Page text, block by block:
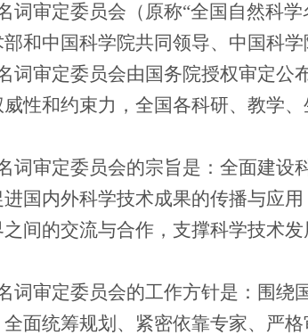
词审定委员会（原称“全国自然科
和中国科学院共同领导、中国科学
词审定委员会由国务院授权审定公
性和约束力，全国各科研、教学
词审定委员会的宗旨是：全面建设
国内外科学技术成果的传播与应
间的交流与合作，支撑科学技术
词审定委员会的工作方针是：围绕
面统筹规划、紧密依靠专家、严格